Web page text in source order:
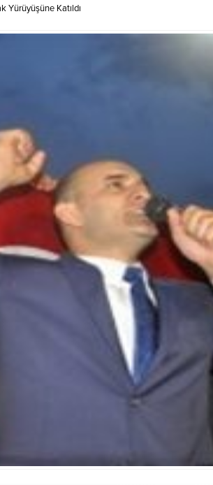
Yürüyüşüne Katıldı